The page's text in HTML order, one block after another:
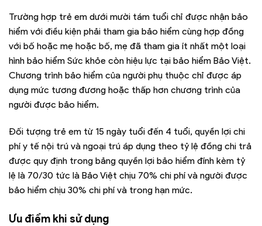
Trường hợp trẻ em dưới mười tám tuổi chỉ được nhận bảo
hiểm với điều kiện phải tham gia bảo hiểm cùng hợp đồng
với bố hoặc mẹ hoặc bố, mẹ đã tham gia ít nhất một loại
hình bảo hiểm Sức khỏe còn hiệu lực tại bảo hiểm Bảo Việt.
Chương trình bảo hiểm của người phụ thuộc chỉ được áp
dụng mức tương đương hoặc thấp hơn chương trình của
người được bảo hiểm.
Đối tượng trẻ em từ 15 ngày tuổi đến 4 tuổi, quyền lợi chi
phí y tế nội trú và ngoại trú áp dụng theo tỷ lệ đồng chi trả
được quy định trong bảng quyền lợi bảo hiểm đính kèm tỷ
lệ là 70/30 tức là Bảo Việt chịu 70% chi phí và người được
bảo hiểm chịu 30% chi phí và trong hạn mức.
Ưu điểm khi sử dụng